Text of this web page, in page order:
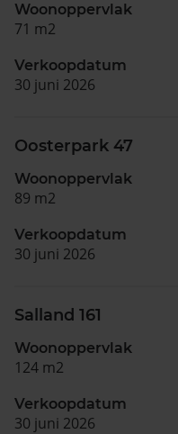
Woonoppervlak
71 m2
Verkoopdatum
30 juni 2026
Oosterpark 47
Woonoppervlak
89 m2
Verkoopdatum
30 juni 2026
Salland 161
Woonoppervlak
124 m2
Verkoopdatum
30 juni 2026